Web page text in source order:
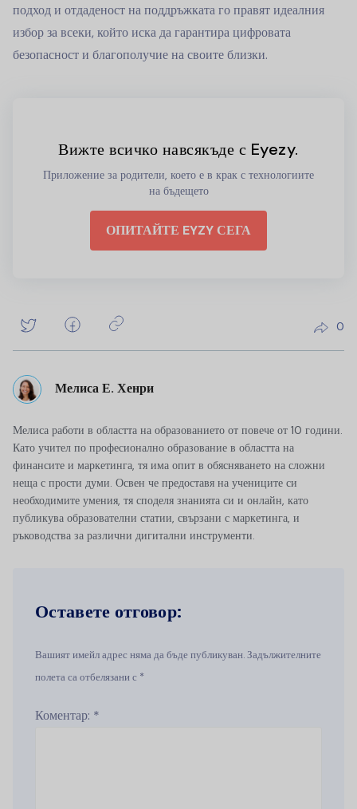
подход и отдаденост на поддръжката го правят идеалния
избор за всеки, който иска да гарантира цифровата
безопасност и благополучие на своите близки.
Вижте всичко навсякъде с Eyezy.
Приложение за родители, което е в крак с технологиите
на бъдещето
ОПИТАЙТЕ EYZY СЕГА
0
Мелиса Е. Хенри
Мелиса работи в областта на образованието от повече от 10 години.
Като учител по професионално образование в областта на
финансите и маркетинга, тя има опит в обясняването на сложни
неща с прости думи. Освен че предоставя на учениците си
необходимите умения, тя споделя знанията си и онлайн, като
публикува образователни статии, свързани с маркетинга, и
ръководства за различни дигитални инструменти.
Оставете отговор:
Вашият имейл адрес няма да бъде публикуван. Задължителните
полета са отбелязани с *
Коментар: *